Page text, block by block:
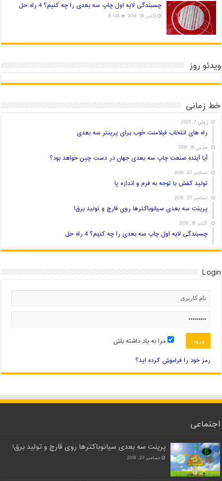
چسبندگی لایه اول چاپ سه بعدی را چه کنیم؟ 4 راه حل
اکتبر 18, 2018 8,145
ویدئو روز
خط زمانی
ژوئن 7, 2020
راه های انتخاب فیلامنت خوب برای پرینتر سه بعدی
مارس 10, 2019
آیا آینده صنعت چاپ سه بعدی جهان در دست چین خواهد بود؟
دسامبر 23, 2018
تولید کفش با توجه به فرم و اندازه پا
دسامبر 23, 2018
پرینت سه بعدی سیانوباکترها روی قارچ و تولید برق!
اکتبر 18, 2018
چسبندگی لایه اول چاپ سه بعدی را چه کنیم؟ 4 راه حل
Login
مرا به یاد داشته باش
رمز خود را فراموش کرده اید؟
اجتماعی
پرینت سه بعدی سیانوباکترها روی قارچ و تولید برق!
دسامبر 23, 2018